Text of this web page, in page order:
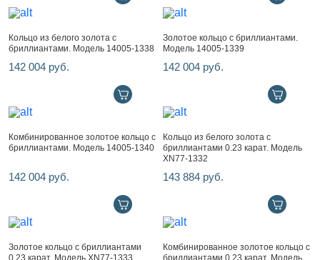
Кольцо из белого золота с
бриллиантами. Модель 14005-1338
142 004 руб.
Золотое кольцо с бриллиантами.
Модель 14005-1339
142 004 руб.
Комбинированное золотое кольцо с
бриллиантами. Модель 14005-1340
142 004 руб.
Кольцо из белого золота с
бриллиантами 0.23 карат. Модель
XN77-1332
143 884 руб.
Золотое кольцо с бриллиантами
0.23 карат. Модель XN77-1333
Комбинированное золотое кольцо с
бриллиантами 0.23 карат. Модель